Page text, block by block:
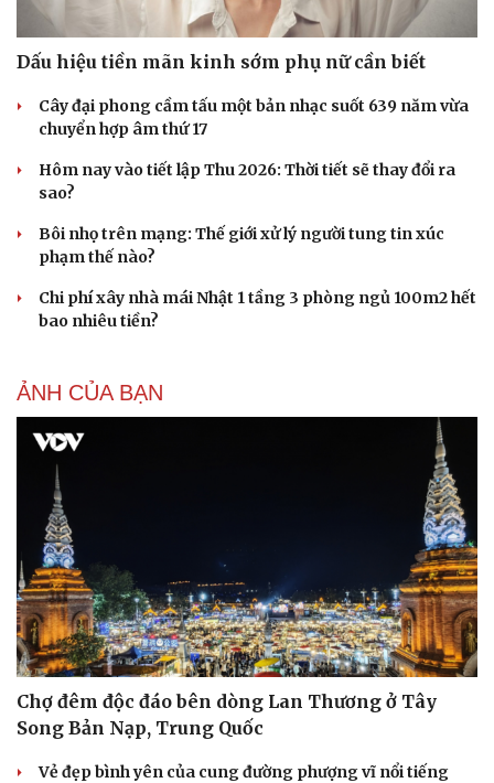
Du lịch
Tư vấn
Săn Tour
check-in
Câu chuyện thời sự
Dấu hiệu tiền mãn kinh sớm phụ nữ cần biết
Cây đại phong cầm tấu một bản nhạc suốt 639 năm vừa
chuyển hợp âm thứ 17
Hôm nay vào tiết lập Thu 2026: Thời tiết sẽ thay đổi ra
sao?
Bôi nhọ trên mạng: Thế giới xử lý người tung tin xúc
phạm thế nào?
Chi phí xây nhà mái Nhật 1 tầng 3 phòng ngủ 100m2 hết
bao nhiêu tiền?
ẢNH CỦA BẠN
Chợ đêm độc đáo bên dòng Lan Thương ở Tây
Song Bản Nạp, Trung Quốc
Vẻ đẹp bình yên của cung đường phượng vĩ nổi tiếng